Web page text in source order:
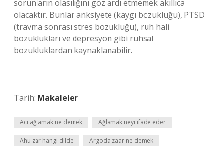
sorunların olasılığını göz ardı etmemek akıllıca
olacaktır. Bunlar anksiyete (kaygı bozukluğu), PTSD
(travma sonrası stres bozukluğu), ruh hali
bozuklukları ve depresyon gibi ruhsal
bozukluklardan kaynaklanabilir.
Tarih: Makaleler
Acı ağlamak ne demek Ağlamak neyi ifade eder
Ahu zar hangi dilde Argoda zaar ne demek